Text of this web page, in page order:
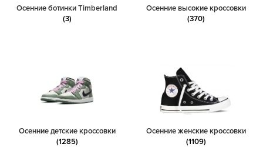
Осенние ботинки Timberland
(3)
Осенние высокие кроссовки
(370)
Осенние детские кроссовки
(1285)
Осенние женские кроссовки
(1109)